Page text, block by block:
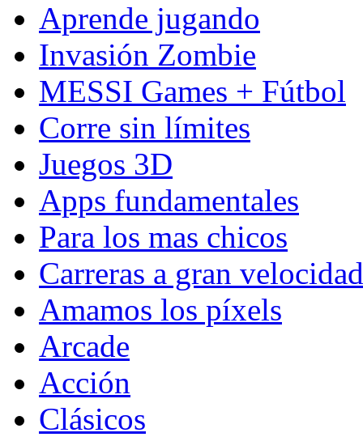
Aprende jugando
Invasión Zombie
MESSI Games + Fútbol
Corre sin límites
Juegos 3D
Apps fundamentales
Para los mas chicos
Carreras a gran velocidad
Amamos los píxels
Arcade
Acción
Clásicos